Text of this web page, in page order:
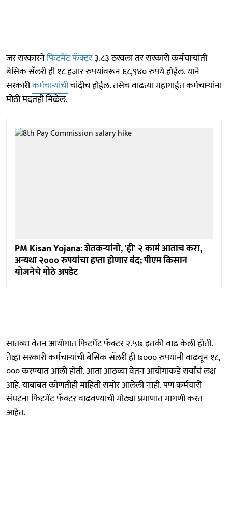
जर सरकारनेफिटमेंट फॅक्टर३.८३ ठरवला तर सरकारी कर्मचाऱ्यांती
बेसिक सॅलरी ही १८ हजार रुपयांवरून ६८,९४० रुपये होईल. याने
सरकारीकर्मचाऱ्यांचीचांदीच होईल. तसेच वाढत्या महागाईत कर्मचाऱ्यांना
मोठी मदतही मिळेल.
PM Kisan Yojana: शेतकऱ्यांनो, 'ही' २ कामं आताच करा,
अन्यथा २००० रुपयांचा हप्ता होणार बंद; पीएम किसान
योजनेचे मोठे अपडेट
सातव्या वेतन आयोगात फिटमेंट फॅक्टर २.५७ इतकी वाढ केली होती.
तेव्हा सरकारी कर्मचाऱ्यांची बेसिक सॅलरी ही ७००० रुपयांनी वाढवून १८,
००० करण्यात आली होती. आता आठव्या वेतन आयोगाकडे सर्वांचं लक्ष
आहे. याबाबत कोणतीही माहिती समोर आलेली नाही. पण कर्मचारी
संघटना फिटमेंट फॅक्टर वाढवण्याची मोठ्या प्रमाणात मागणी करत
आहेत.